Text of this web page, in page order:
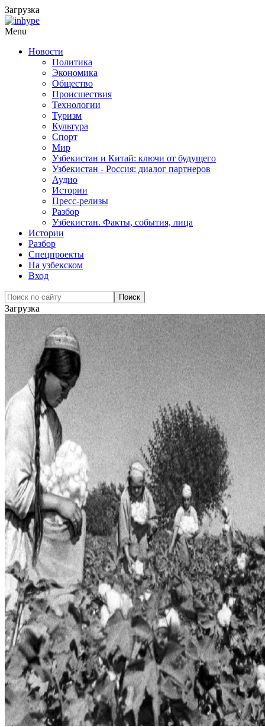
Загрузка
Menu
Новости
Политика
Экономика
Общество
Происшествия
Технологии
Туризм
Культура
Спорт
Мир
Узбекистан и Китай: ключи от будущего
Узбекистан - Россия: диалог партнеров
Аудио
Истории
Пресс-релизы
Разбор
Узбекистан. Факты, события, лица
Истории
Разбор
Спецпроекты
На узбекском
Вход
Загрузка